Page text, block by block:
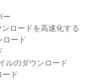
ー
ロードを高速化する
ロード
ルのダウンロード
ード